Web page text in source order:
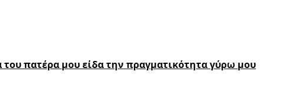
πατέρα μου είδα την πραγματικότητα γύρω μου